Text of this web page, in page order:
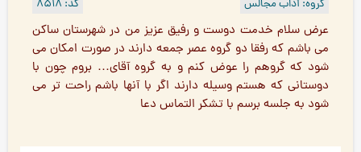
کد: 8518 گروه: آداب مجالس
عرض سلام خدمت دوست و رفیق عزیز من در شهرستان ساکن
می باشم که رفقا دو گروه عصر جمعه دارند در صورت امکان می
شود که گروهم را عوض كنم و به گروه آقای… بروم چون با
دوستانى كه هستم وسیله دارند اگر با آنها باشم راحت تر می
شود به جلسه برسم با تشکر التماس دعا